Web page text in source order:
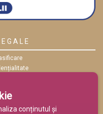
conținutul și